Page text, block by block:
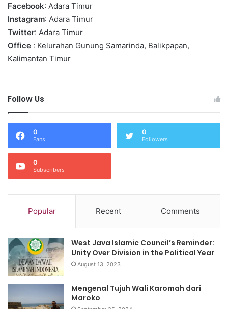
Facebook: Adara Timur
Instagram: Adara Timur
Twitter: Adara Timur
Office : Kelurahan Gunung Samarinda, Balikpapan,
Kalimantan Timur
Follow Us
0
Fans
0
Followers
0
Subscribers
Popular Recent Comments
West Java Islamic Council’s Reminder:
Unity Over Division in the Political Year
August 13, 2023
Mengenal Tujuh Wali Karomah dari
Maroko